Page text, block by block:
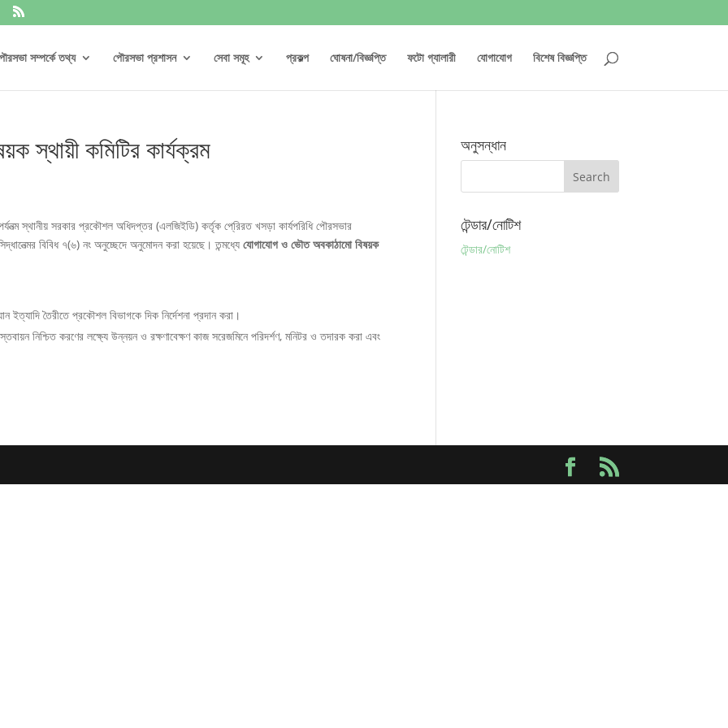
সম্পর্কে তথ্য পৌরসভা প্রশাসন সেবা সমূহ প্রকল্প ঘোষনা/বিজ্ঞপ্তি ফটো গ্যালারী যোগাযোগ বিশেষ বিজ্ঞপ্তি
স্থায়ী কমিটির কার্যক্রম
স্থানীয় সরকার প্রকৌশল অধিদপ্তর (এলজিইডি) কর্তৃক পে্রিরত খসড়া কার্যপরিধি পৌরসভার
বিবিধ ৭(৬) নং অনুচ্ছেদে অনুমোদন করা হয়েছে। তন্মধ্যেযোগাযোগ ও ভৌত অবকাঠামো বিষয়ক
ইত্যাদি তৈরীতে প্রকৌশল বিভাগকে দিক নির্দেশনা প্রদান করা।
নিশ্চিত করণের লক্ষ্যে উন্নয়ন ও রক্ষণাবেক্ষণ কাজ সরেজমিনে পরিদর্শণ, মনিটর ও তদারক করা এবং
অনুসন্ধান
টেন্ডার/নোটিশ
টেন্ডার/নোটিশ